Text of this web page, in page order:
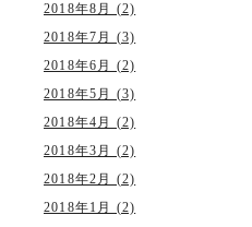
2018年8月 (2)
2018年7月 (3)
2018年6月 (2)
2018年5月 (3)
2018年4月 (2)
2018年3月 (2)
2018年2月 (2)
2018年1月 (2)